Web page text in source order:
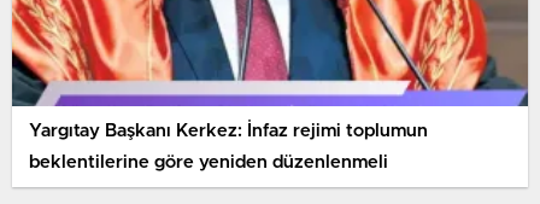
Yargıtay Başkanı Kerkez: İnfaz rejimi toplumun
beklentilerine göre yeniden düzenlenmeli